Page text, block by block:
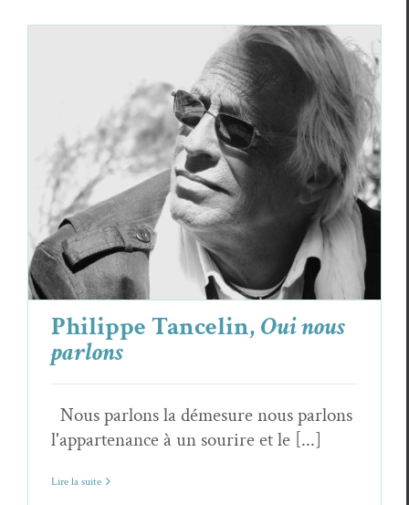
Philippe Tancelin,Oui nous parlons
Philippe Tancelin Poèmes
Philippe Tancelin,Oui nous
parlons
Nous parlons la démesure nous parlons
l'appartenance à un sourire et le [...]
Lire la suite